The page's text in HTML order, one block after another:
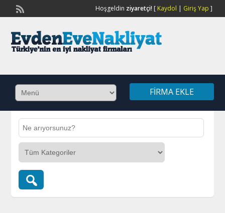
Hoşgeldin ziyaretçi![ Kaydol | Giriş Yap ]
FIRMA EKLE